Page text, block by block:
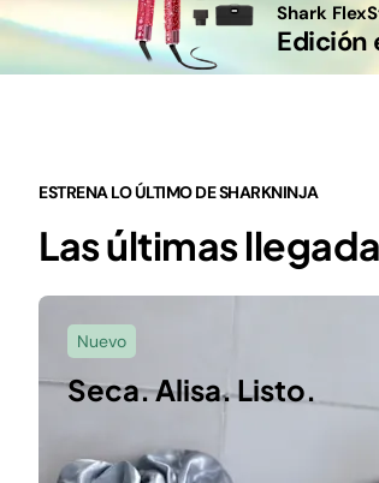
Shark
Edición
ESTRENA LO ÚLTIMO DE SHARKNINJA
Las últimas
Nuevo
Seca. Alisa. Listo.